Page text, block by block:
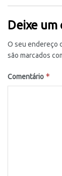
Deixe
O seu endereço
são marcados
Comentário *